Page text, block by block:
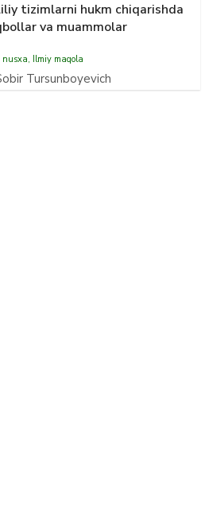
tizimlarni hukm chiqarishda
va muammolar
nusxa, Ilmiy maqola
Tursunboyevich